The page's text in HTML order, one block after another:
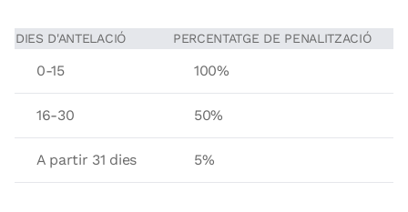
DIES D'ANTELACIÓ PERCENTATGE DE PENALITZACIÓ
0-15 100%
16-30 50%
A partir 31 dies 5%